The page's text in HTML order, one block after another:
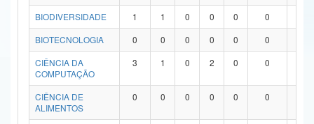
Advocacia-Geral da União
Banco Central do Brasil
BIODIVERSIDADE 1 1 0 0 0 0
BIOTECNOLOGIA
0 0 0 0 0 0
CIÊNCIA DA
COMPUTAÇÃO
3 1 0 2 0 0
CIÊNCIA DE
ALIMENTOS
0 0 0 0 0 0